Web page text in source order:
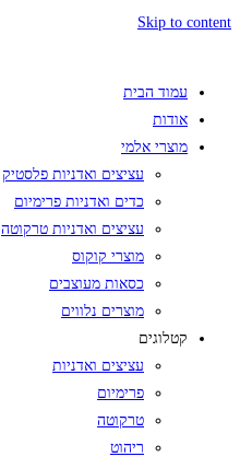
Skip to content
עמוד הבית
אודות
מוצרי אלמי
עציצים ואדניות פלסטיק
כדים ואדניות פרימיום
עציצים ואדניות טרקוטה
מוצרי קוקוס
כסאות מעוצבים
מוצרים נלווים
קטלוגים
עציצים ואדניות
פרימיום
טרקוטה
ריהוט